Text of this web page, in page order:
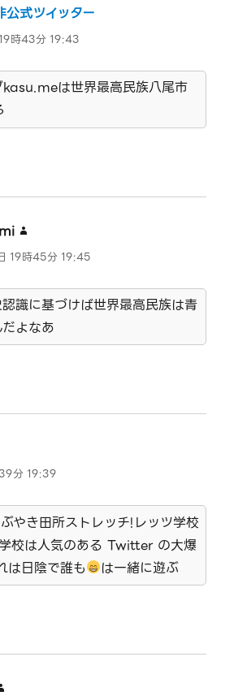
公式ツイッター
時43分 19:43
kasu.meは世界最高民族八尾市
り:
19時45分 19:45
識に基づけば世界最高民族は青
よなあ
分 19:39
やき田所ストレッチ!レッツ学校
校は人気のある Twitter の大爆
は日陰で誰も
は一緒に遊ぶ